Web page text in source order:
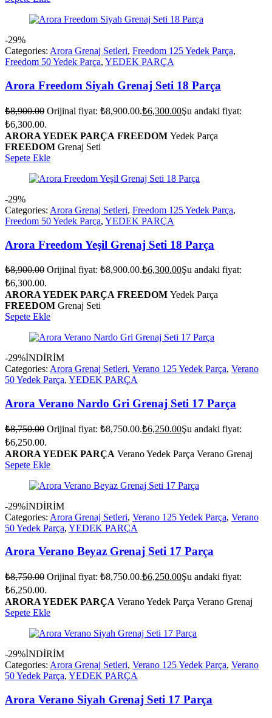
-29%
Categories: Arora Grenaj Setleri, Freedom 125 Yedek Parça,
Freedom 50 Yedek Parça, YEDEK PARÇA
Arora Freedom Siyah Grenaj Seti 18 Parça
₺8,900.00 Orijinal fiyat: ₺8,900.00.₺6,300.00Şu andaki fiyat:
₺6,300.00.
ARORA YEDEK PARÇA FREEDOM Yedek Parça
FREEDOM Grenaj Seti
Sepete Ekle
-29%
Categories: Arora Grenaj Setleri, Freedom 125 Yedek Parça,
Freedom 50 Yedek Parça, YEDEK PARÇA
Arora Freedom Yeşil Grenaj Seti 18 Parça
₺8,900.00 Orijinal fiyat: ₺8,900.00.₺6,300.00Şu andaki fiyat:
₺6,300.00.
ARORA YEDEK PARÇA FREEDOM Yedek Parça
FREEDOM Grenaj Seti
Sepete Ekle
-29%İNDİRİM
Categories: Arora Grenaj Setleri, Verano 125 Yedek Parça, Verano
50 Yedek Parça, YEDEK PARÇA
Arora Verano Nardo Gri Grenaj Seti 17 Parça
₺8,750.00 Orijinal fiyat: ₺8,750.00.₺6,250.00Şu andaki fiyat:
₺6,250.00.
ARORA YEDEK PARÇA Verano Yedek Parça Verano Grenaj
Sepete Ekle
-29%İNDİRİM
Categories: Arora Grenaj Setleri, Verano 125 Yedek Parça, Verano
50 Yedek Parça, YEDEK PARÇA
Arora Verano Beyaz Grenaj Seti 17 Parça
₺8,750.00 Orijinal fiyat: ₺8,750.00.₺6,250.00Şu andaki fiyat:
₺6,250.00.
ARORA YEDEK PARÇA Verano Yedek Parça Verano Grenaj
Sepete Ekle
-29%İNDİRİM
Categories: Arora Grenaj Setleri, Verano 125 Yedek Parça, Verano
50 Yedek Parça, YEDEK PARÇA
Arora Verano Siyah Grenaj Seti 17 Parça